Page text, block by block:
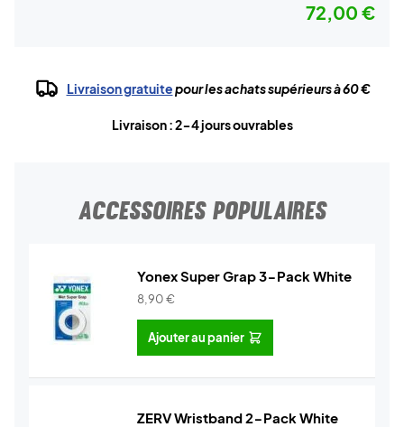
72,00 €
Livraison gratuitepour les achats supérieurs à 60 €
Livraison : 2-4 jours ouvrables
ACCESSOIRES POPULAIRES
Yonex Super Grap 3-Pack White
8,90€
Ajouter au panier
ZERV Wristband 2-Pack White